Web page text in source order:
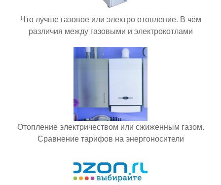
Что лучше газовое или электро отопление. В чём
различия между газовыми и электрокотлами
Отопление электричеством или сжиженным газом.
Сравнение тарифов на энергоносители